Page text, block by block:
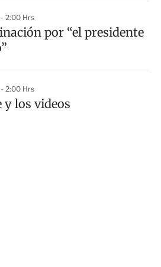
2:00 Hrs
por “el presidente
2:00 Hrs
y los videos